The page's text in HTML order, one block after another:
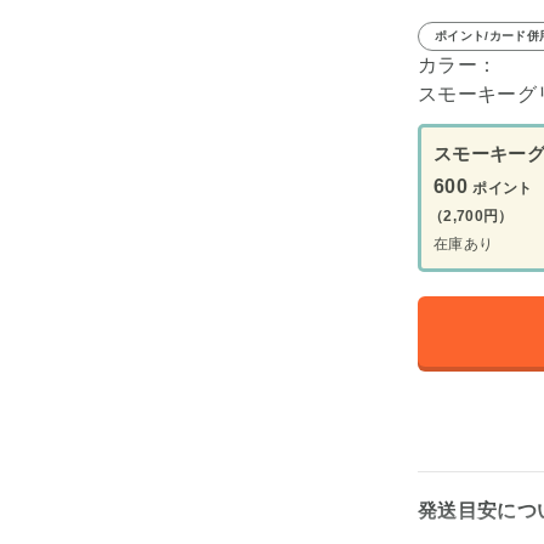
ポイント/カード併
カラー：
スモーキーグ
スモーキー
600 ポイント
（2,700円）
在庫あり
発送目安につ